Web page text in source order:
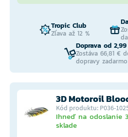
Tropic Club
Zľava až 12 %
Doprava od
Zostáva 66,81 €
dopravy zadarmo
3D Motoroil
Kód produktu: P036-
Ihneď na odoslanie
sklade